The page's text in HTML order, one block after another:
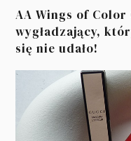
AA Wings of
wygładzający,
się nie udało!